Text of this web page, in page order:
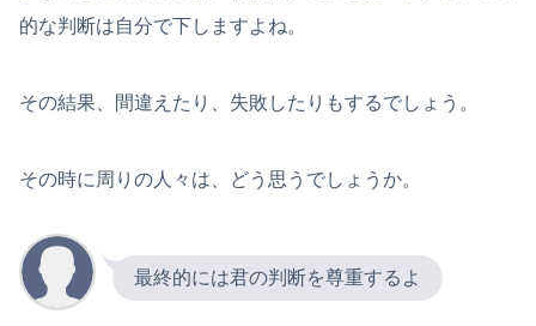
的な判断は自分で下しますよね。
その結果、間違えたり、失敗したりもするでしょう。
その時に周りの人々は、どう思うでしょうか。
最終的には君の判断を尊重するよ